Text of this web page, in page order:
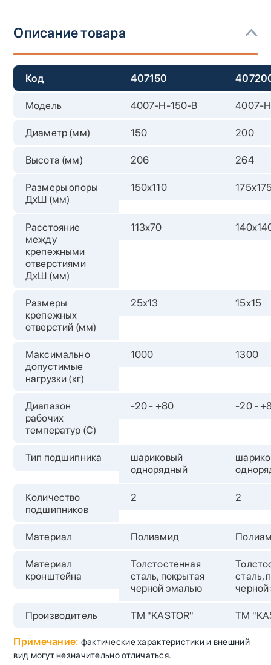
Описание товара
Код 407150
Модель 4007-H-150-B 4007-
Диаметр (мм) 150 200
Высота (мм) 206 264
Размеры опоры
ДхШ (мм)
150х110
Расстояние
между
крепежными
отверстиями
ДхШ (мм)
113х70
Размеры
крепежных
отверстий (мм)
25х13 15х15
Максимально
допустимые
нагрузки (кг)
1000 1300
Диапазон
рабочих
температур (С)
-20 - +80 -20 -
Тип подшипника
шариковый
однорядный
Количество
подшипников
2 2
Материал Полиамид
Материал
кронштейна
Толстостенная
сталь, покрытая
черной эмалью
сталь,
Производитель TM "KASTOR" TM
Примечание: фактические характеристики и внешний
вид могут незначительно отличаться.